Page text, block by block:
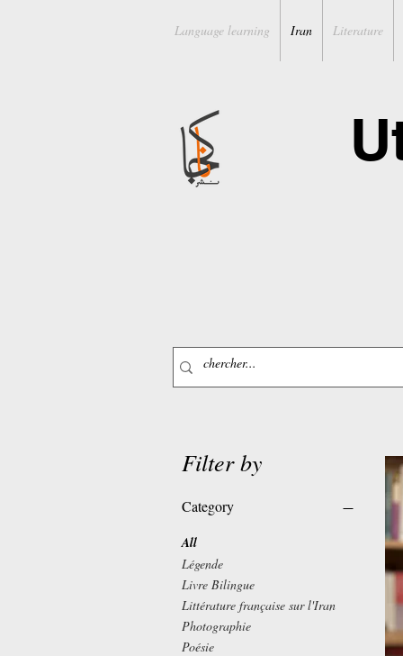
Language learning Iran Literature
Filter by
Category
All
Légende
Livre Bilingue
Littérature française sur l'Iran
Photographie
Poésie